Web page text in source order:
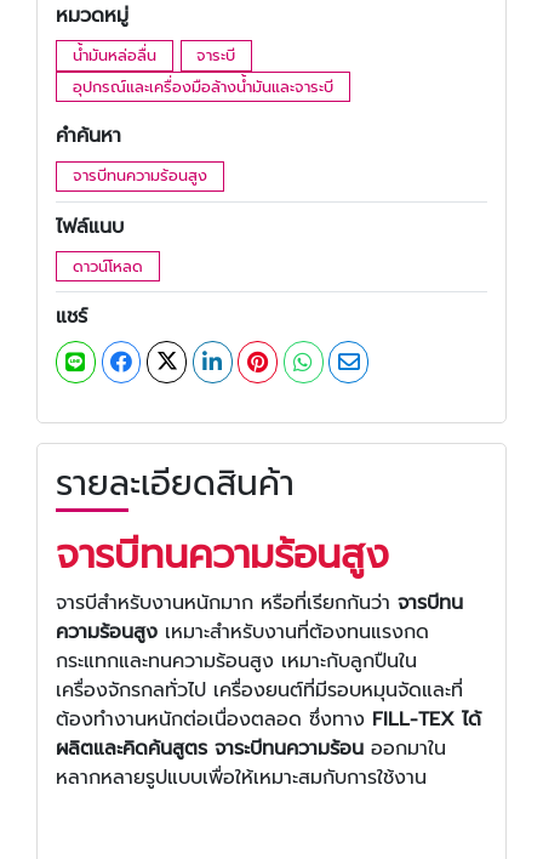
หมวดหมู่
น้ำมันหล่อลื่น
จาระบี
อุปกรณ์และเครื่องมือล้างน้ำมันและจาระบี
คำค้นหา
จารบีทนความร้อนสูง
ไฟล์แนบ
ดาวน์โหลด
แชร์
รายละเอียดสินค้า
จารบีทนความร้อนสูง
จารบีสำหรับงานหนักมาก หรือที่เรียกกันว่า จารบีทน
ความร้อนสูง เหมาะสำหรับงานที่ต้องทนแรงกด
กระแทกและทนความร้อนสูง เหมาะกับลูกปืนใน
เครื่องจักรกลทั่วไป เครื่องยนต์ที่มีรอบหมุนจัดและที่
ต้องทำงานหนักต่อเนื่องตลอด ซึ่งทาง FILL-TEX ได้
ผลิตและคิดค้นสูตร จาระบีทนความร้อน ออกมาใน
หลากหลายรูปแบบเพื่อให้เหมาะสมกับการใช้งาน